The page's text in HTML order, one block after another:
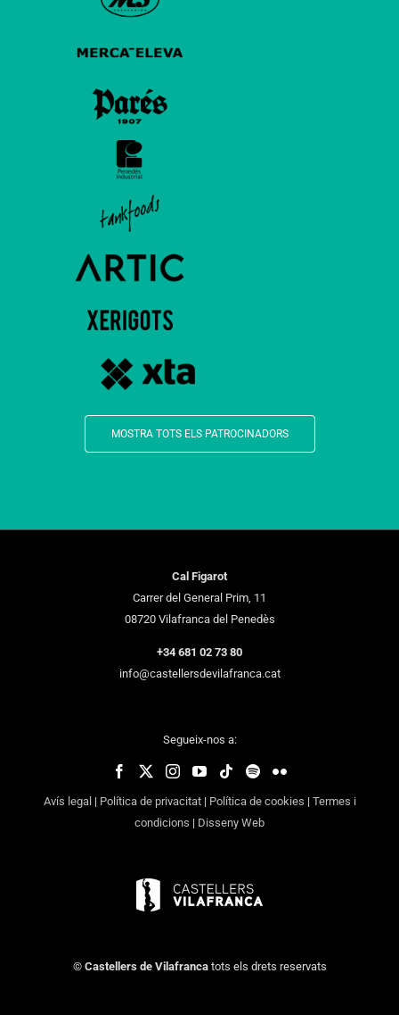
MOSTRA TOTS ELS PATROCINADORS
Cal Figarot
Carrer del General Prim, 11
08720 Vilafranca del Penedès
+34 681 02 73 80
info@castellersdevilafranca.cat
Segueix-nos a:
Avís legal| Política de privacitat| Política de cookies | Termes i
condicions | Disseny Web
© Castellers de Vilafrancatots els drets reservats